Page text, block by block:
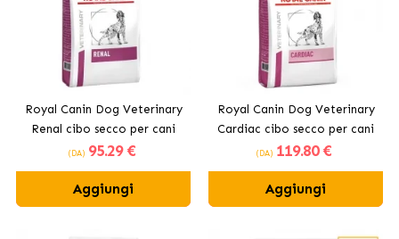
Royal Canin Dog Veterinary
Renal cibo secco per cani
adulti
(DA) 95.29 €
Aggiungi
Royal Canin Dog Veterinary
Cardiac cibo secco per cani
adulti
(DA) 119.80 €
Aggiungi